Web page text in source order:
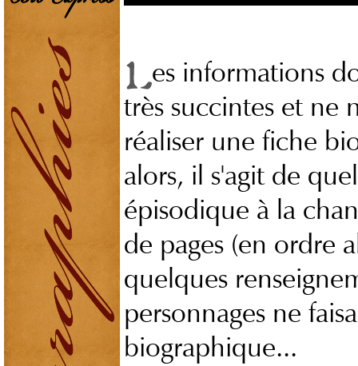
es informations
très succintes et ne
réaliser une fiche
alors, il s'agit de
épisodique à la
de pages (en ordre
quelques
personnages ne
biographique...